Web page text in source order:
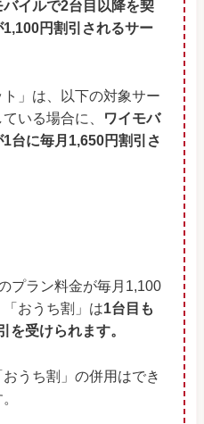
バイルで2台目以降を契
円割引されるサー
」は、以下の対象サー
いる場合に、
ワイモバ
台に毎月1,650円割引さ
プラン料金が毎月1,100
おうち割」は1台目も
を受けられます。
うち割」の併用はでき